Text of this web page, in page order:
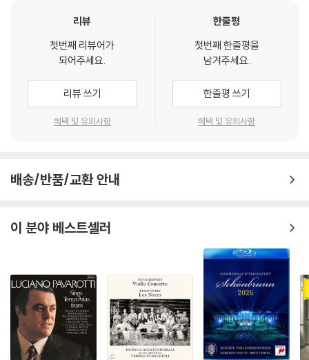
리뷰
첫번째 리뷰어가
되어주세요.
리뷰 쓰기
혜택 및 유의사항
한줄평
첫번째 한줄평을
남겨주세요.
한줄평 쓰기
혜택 및 유의사항
배송/반품/교환 안내
이 분야 베스트셀러